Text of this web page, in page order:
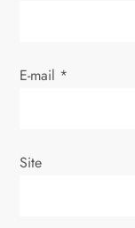
E-mail *
Site